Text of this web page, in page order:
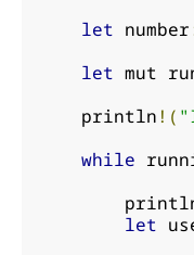
let number
let mut
    println
!(
while
let